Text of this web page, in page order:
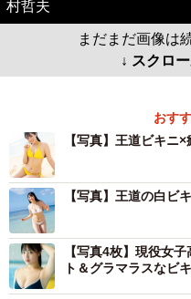
村哲夫
まだまだ画像は
↓ スクロ
おす
【写真】王道ビキニ
【写真】王道の白ビ
【写真4枚】現役女
ト＆グラマラスなビ